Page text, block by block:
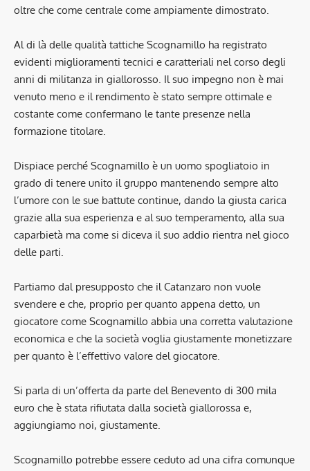
oltre che come centrale come ampiamente dimostrato.
Al di là delle qualità tattiche Scognamillo ha registrato
evidenti miglioramenti tecnici e caratteriali nel corso degli
anni di militanza in giallorosso. Il suo impegno non è mai
venuto meno e il rendimento è stato sempre ottimale e
costante come confermano le tante presenze nella
formazione titolare.
Dispiace perché Scognamillo è un uomo spogliatoio in
grado di tenere unito il gruppo mantenendo sempre alto
l’umore con le sue battute continue, dando la giusta carica
grazie alla sua esperienza e al suo temperamento, alla sua
caparbietà ma come si diceva il suo addio rientra nel gioco
delle parti.
Partiamo dal presupposto che il Catanzaro non vuole
svendere e che, proprio per quanto appena detto, un
giocatore come Scognamillo abbia una corretta valutazione
economica e che la società voglia giustamente monetizzare
per quanto è l’effettivo valore del giocatore.
Si parla di un’offerta da parte del Benevento di 300 mila
euro che è stata rifiutata dalla società giallorossa e,
aggiungiamo noi, giustamente.
Scognamillo potrebbe essere ceduto ad una cifra comunque